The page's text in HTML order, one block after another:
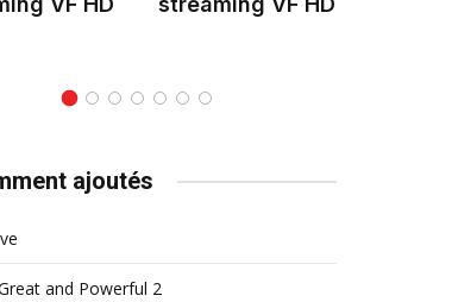
ajoutés
and Powerful 2